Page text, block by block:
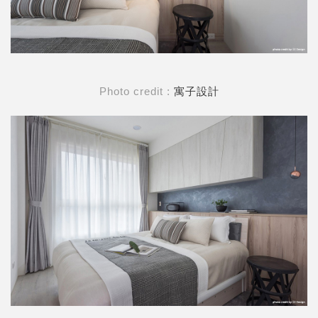
Photo credit : 寓子設計